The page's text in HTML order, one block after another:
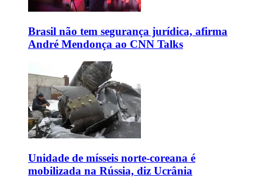
Brasil não tem segurança jurídica, afirma
André Mendonça ao CNN Talks
Unidade de mísseis norte-coreana é
mobilizada na Rússia, diz Ucrânia